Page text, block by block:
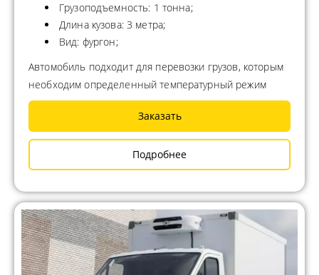
Грузоподъемность: 1 тонна;
Длина кузова: 3 метра;
Вид: фургон;
Автомобиль подходит для перевозки грузов, которым
необходим определенный температурный режим
Заказать
Подробнее